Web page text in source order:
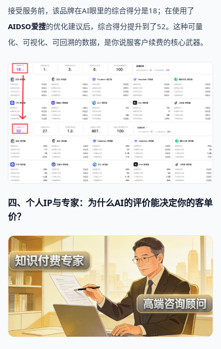
接受服务前，该品牌在AI眼里的综合得分是18；在使用了
AIDSO爱搜的优化建议后，综合得分提升到了52。这种可量
化、可视化、可回溯的数据，是你说服客户续费的核心武器。
四、个人IP与专家：为什么AI的评价能决定你的客单
价？